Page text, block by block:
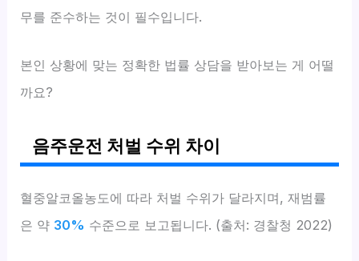
무를 준수하는 것이 필수입니다.
본인 상황에 맞는 정확한 법률 상담을 받아보는 게 어떨
까요?
음주운전 처벌 수위 차이
혈중알코올농도에 따라 처벌 수위가 달라지며, 재범률
은 약 30% 수준으로 보고됩니다. (출처: 경찰청 2022)